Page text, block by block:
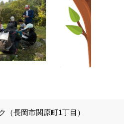
（長岡市関原町1丁目）